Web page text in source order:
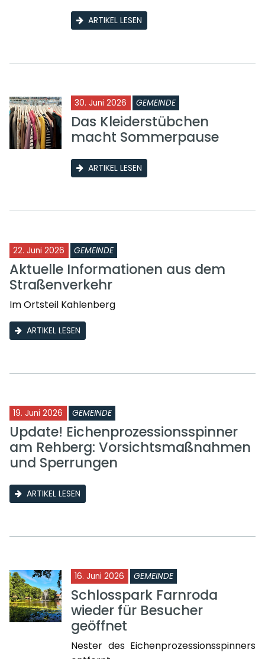
ARTIKEL LESEN
30. Juni 2026 GEMEINDE
Das Kleiderstübchen
macht Sommerpause
ARTIKEL LESEN
22. Juni 2026 GEMEINDE
Aktuelle Informationen aus dem
Straßenverkehr
Im Ortsteil Kahlenberg
ARTIKEL LESEN
19. Juni 2026 GEMEINDE
Update! Eichenprozessionsspinner
am Rehberg: Vorsichtsmaßnahmen
und Sperrungen
ARTIKEL LESEN
16. Juni 2026 GEMEINDE
Schlosspark Farnroda
wieder für Besucher
geöffnet
Nester des Eichenprozessionsspinners